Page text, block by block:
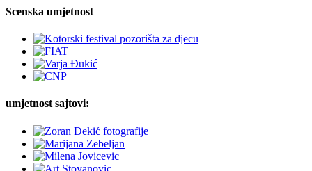
Scenska umjetnost
umjetnost sajtovi: